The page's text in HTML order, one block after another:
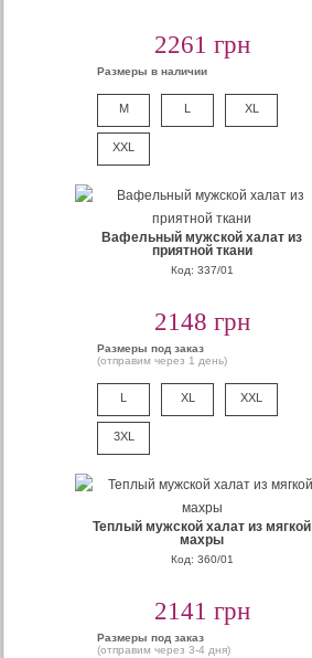
2261 грн
Размеры в наличии
M L XL
XXL
Вафельный мужской халат из
приятной ткани
Код: 337/01
2148 грн
Размеры под заказ
(отправим через 1 день)
L XL XXL
3XL
Теплый мужской халат из мягкой
махры
Код: 360/01
2141 грн
Размеры под заказ
(отправим через 3-4 дня)